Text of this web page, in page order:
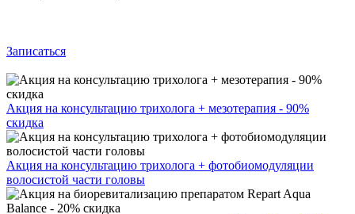
Записаться
Акция на консультацию трихолога + мезотерапия - 90%
скидка
Акция на консультацию трихолога + фотобиомодуляции
волосистой части головы